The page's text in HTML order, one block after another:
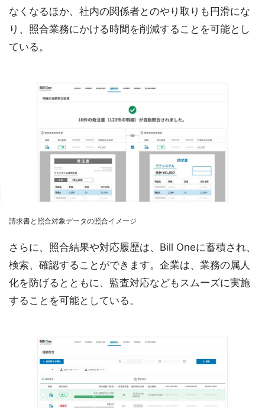
なくなるほか、社内の関係者とのやり取りも円滑にな
り、照合業務にかける時間を削減することを可能とし
ている。
請求書と照合対象データの照合イメージ
さらに、照合結果や対応履歴は、Bill Oneに蓄積され、
検索、確認することができます。企業は、業務の属人
化を防げるとともに、監査対応などもスムーズに実施
することを可能としている。